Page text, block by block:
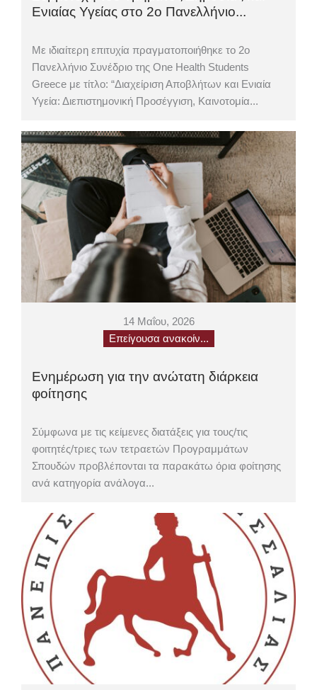
Ενιαίας Υγείας στο 2ο Πανελλήνιο...
Με ιδιαίτερη επιτυχία πραγματοποιήθηκε το 2ο
Πανελλήνιο Συνέδριο της One Health Students
Greece με τίτλο: “Διαχείριση Αποβλήτων και Ενιαία
Υγεία: Διεπιστημονική Προσέγγιση, Καινοτομία...
14 Μαΐου, 2026
Επείγουσα ανακοίν...
Ενημέρωση για την ανώτατη διάρκεια
φοίτησης
Σύμφωνα με τις κείμενες διατάξεις για τους/τις
φοιτητές/τριες των τετραετών Προγραμμάτων
Σπουδών προβλέπονται τα παρακάτω όρια φοίτησης
ανά κατηγορία ανάλογα...